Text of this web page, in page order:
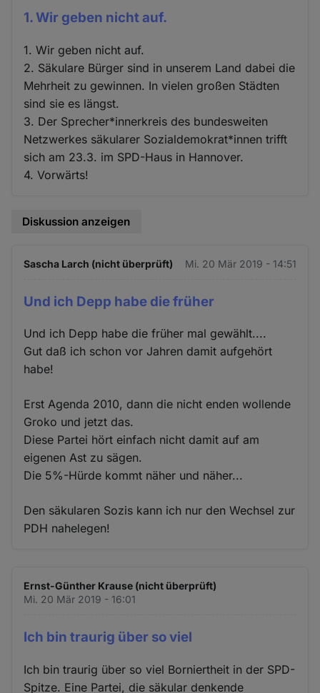
1. Wir geben nicht auf.
1. Wir geben nicht auf.
2. Säkulare Bürger sind in unserem Land dabei die
Mehrheit zu gewinnen. In vielen großen Städten
sind sie es längst.
3. Der Sprecher*innerkreis des bundesweiten
Netzwerkes säkularer Sozialdemokrat*innen trifft
sich am 23.3. im SPD-Haus in Hannover.
4. Vorwärts!
Diskussion anzeigen
Sascha Larch (nicht überprüft) Mi. 20 Mär 2019 - 14:51
Und ich Depp habe die früher
Und ich Depp habe die früher mal gewählt....
Gut daß ich schon vor Jahren damit aufgehört
habe!
Erst Agenda 2010, dann die nicht enden wollende
Groko und jetzt das.
Diese Partei hört einfach nicht damit auf am
eigenen Ast zu sägen.
Die 5%-Hürde kommt näher und näher...
Den säkularen Sozis kann ich nur den Wechsel zur
PDH nahelegen!
Ernst-Günther Krause (nicht überprüft)
Mi. 20 Mär 2019 - 16:01
Ich bin traurig über so viel
Ich bin traurig über so viel Borniertheit in der SPD-
Spitze. Eine Partei, die säkular denkende